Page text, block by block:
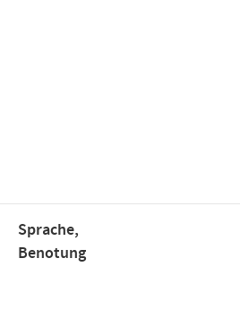
Sprache,
Benotung